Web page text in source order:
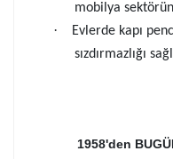
mobilya
·
Evlerde kapı
sızdırmazlığı
1958'den